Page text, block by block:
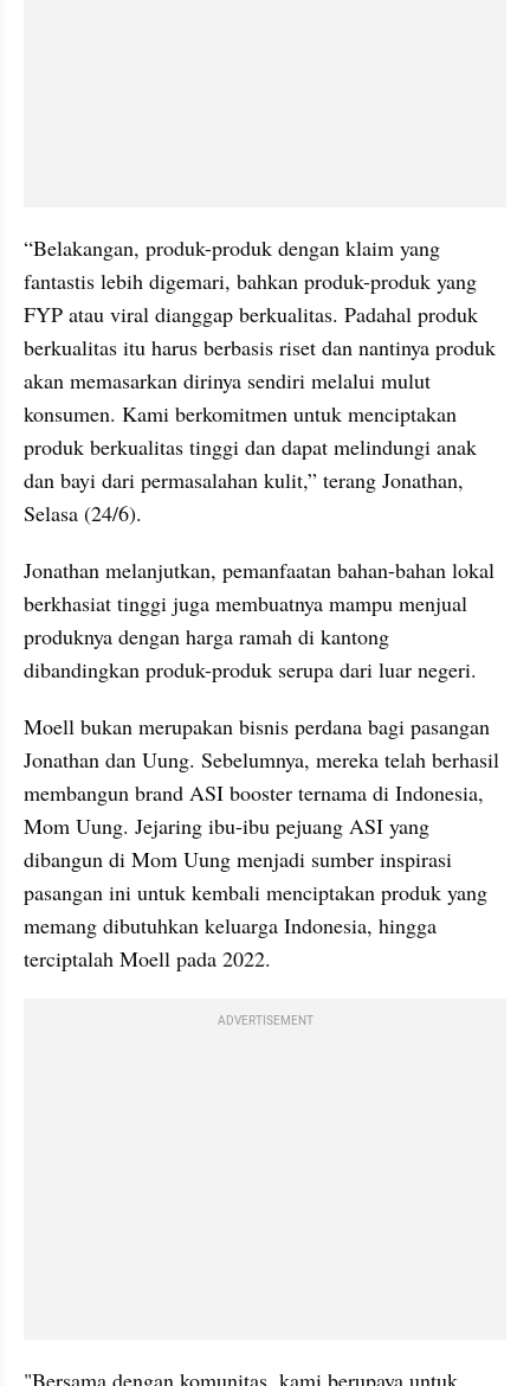
“Belakangan, produk-produk dengan klaim yang
fantastis lebih digemari, bahkan produk-produk yang
FYP atau viral dianggap berkualitas. Padahal produk
berkualitas itu harus berbasis riset dan nantinya produk
akan memasarkan dirinya sendiri melalui mulut
konsumen. Kami berkomitmen untuk menciptakan
produk berkualitas tinggi dan dapat melindungi anak
dan bayi dari permasalahan kulit,” terang Jonathan,
Selasa (24/6).
Jonathan melanjutkan, pemanfaatan bahan-bahan lokal
berkhasiat tinggi juga membuatnya mampu menjual
produknya dengan harga ramah di kantong
dibandingkan produk-produk serupa dari luar negeri.
Moell bukan merupakan bisnis perdana bagi pasangan
Jonathan dan Uung. Sebelumnya, mereka telah berhasil
membangun brand ASI booster ternama di Indonesia,
Mom Uung. Jejaring ibu-ibu pejuang ASI yang
dibangun di Mom Uung menjadi sumber inspirasi
pasangan ini untuk kembali menciptakan produk yang
memang dibutuhkan keluarga Indonesia, hingga
terciptalah Moell pada 2022.
ADVERTISEMENT
"Bersama dengan komunitas, kami berupaya untuk